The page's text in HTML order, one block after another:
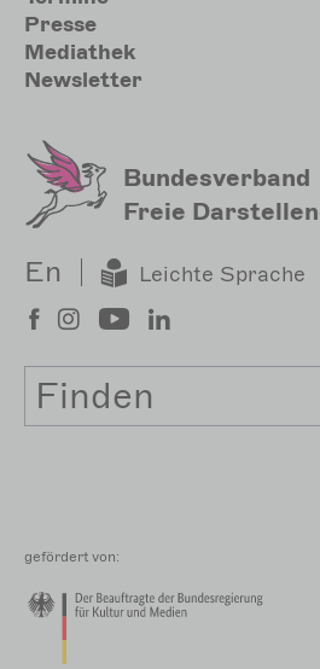
Presse
Mediathek
Newsletter
Bundesverband
Freie
En Leichte Sprache
Suche
gefördert von: